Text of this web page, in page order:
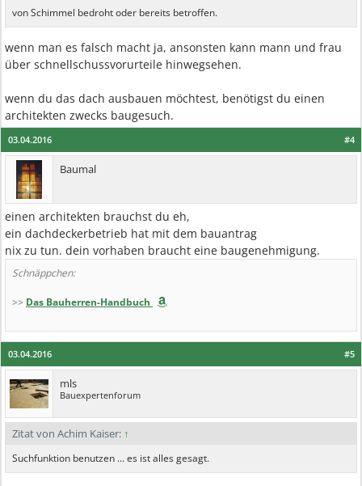
von Schimmel bedroht oder bereits betroffen.
wenn man es falsch macht ja, ansonsten kann mann und frau
über schnellschussvorurteile hinwegsehen.
wenn du das dach ausbauen möchtest, benötigst du einen
architekten zwecks baugesuch.
#4
03.04.2016
Baumal
einen architekten brauchst du eh,
ein dachdeckerbetrieb hat mit dem bauantrag
nix zu tun. dein vorhaben braucht eine baugenehmigung.
Schnäppchen:
>> Das Bauherren-Handbuch
#5
03.04.2016
mls
Bauexpertenforum
Zitat von Achim Kaiser: ↑
Suchfunktion benutzen ... es ist alles gesagt.